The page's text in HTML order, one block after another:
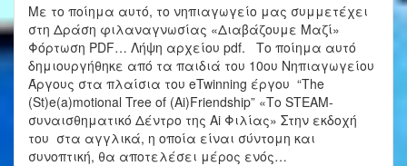
Με το ποίημα αυτό, το νηπιαγωγείο μας συμμετέχει
στη Δράση φιλαναγνωσίας «Διαβάζουμε Μαζί»
Φόρτωση PDF… Λήψη αρχείου pdf. Το ποίημα αυτό
δημιουργήθηκε από τα παιδιά του 10ου Νηπιαγωγείου
Άργους στα πλαίσια του eTwinning έργου “The
(St)e(a)motional Tree of (Ai)Friendship” «Το STEAM-
συναισθηματικό Δέντρο της Ai Φιλίας» Στην εκδοχή
του στα αγγλικά, η οποία είναι σύντομη και
συνοπτική, θα αποτελέσει μέρος ενός…